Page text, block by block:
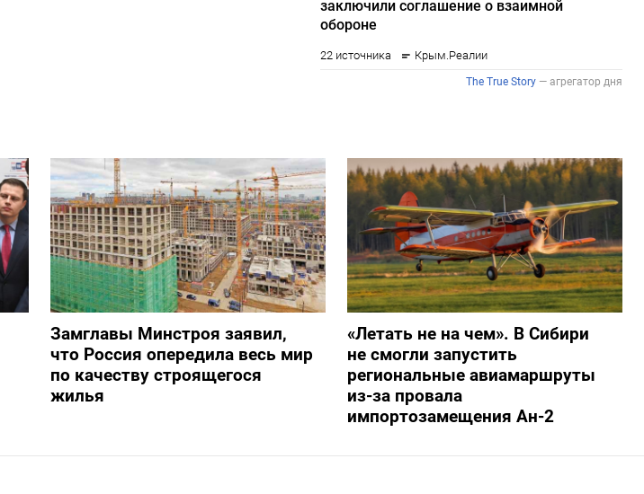
Замглавы Минстроя заявил,
что Россия опередила весь мир
по качеству строящегося
жилья
«Летать не на чем». В Сибири
не смогли запустить
региональные авиамаршруты
из-за провала
импортозамещения Ан-2